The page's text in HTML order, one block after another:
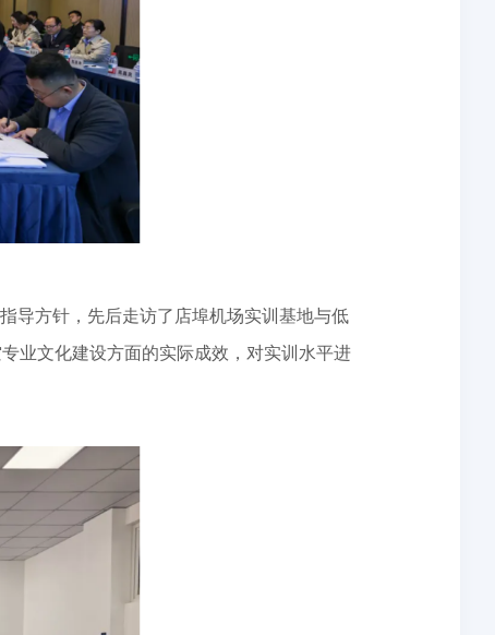
导方针，先后走访了店埠机场实训基地与低
业文化建设方面的实际成效，对实训水平进